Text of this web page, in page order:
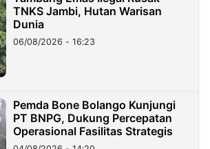
TNKS Jambi, Hutan Warisan
Dunia
06/08/2026 - 16:23
Pemda Bone Bolango Kunjungi
PT BNPG, Dukung Percepatan
Operasional Fasilitas Strategis